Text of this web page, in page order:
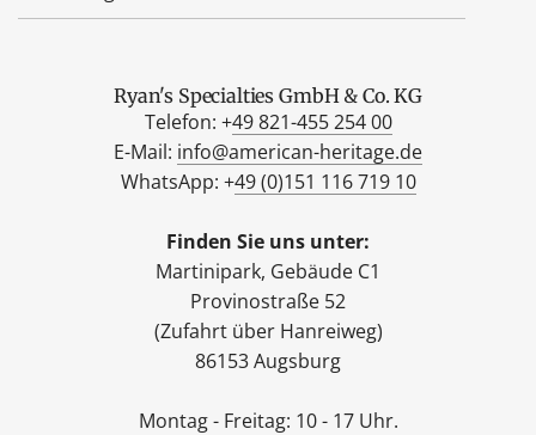
Ryan's Specialties GmbH & Co. KG
Telefon: +49 821-455 254 00
E-Mail: info@american-heritage.de
WhatsApp: +49 (0)151 116 719 10
Finden Sie uns unter:
Martinipark, Gebäude C1
Provinostraße 52
(Zufahrt über Hanreiweg)
86153 Augsburg
Montag - Freitag: 10 - 17 Uhr.